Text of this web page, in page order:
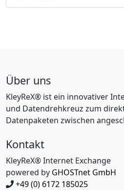
Über uns
KleyReX® ist ein innovativer
und Datendrehkreuz zum
Datenpaketen zwischen
Kontakt
KleyReX® Internet Exchange
powered by GHOSTnet GmbH
+49 (0) 6172 185025